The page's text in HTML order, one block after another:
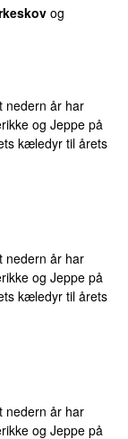
og
nedern år har
og Jeppe på
kæledyr til årets
nedern år har
og Jeppe på
kæledyr til årets
nedern år har
og Jeppe på